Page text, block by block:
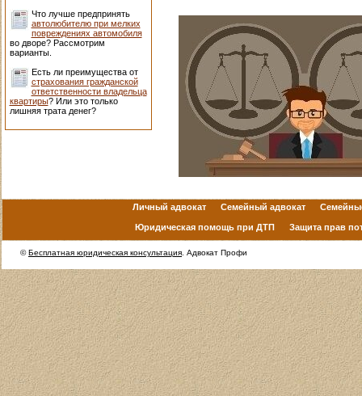
Что лучше предпринять
автолюбителю при мелких
повреждениях автомобиля
во дворе? Рассмотрим
варианты.
Есть ли преимущества от
страхования гражданской
ответственности владельца
квартиры? Или это только
лишняя трата денег?
Личный адвокат Семейный адвокат
Юридическая помощь при ДТП Защита прав
©Бесплатная юридическая консультация . Адвокат Профи